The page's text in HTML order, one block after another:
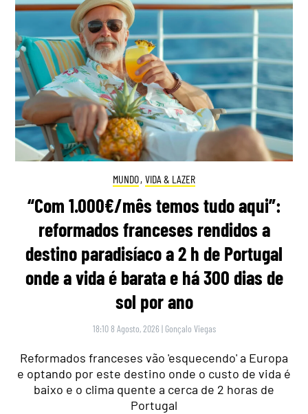
MUNDO, VIDA & LAZER
“Com 1.000€/mês temos tudo aqui”:
reformados franceses rendidos a
destino paradisíaco a 2 h de Portugal
onde a vida é barata e há 300 dias de
sol por ano
18:10 8 Agosto, 2026 | Gonçalo Viegas
Reformados franceses vão 'esquecendo' a Europa
e optando por este destino onde o custo de vida é
baixo e o clima quente a cerca de 2 horas de
Portugal